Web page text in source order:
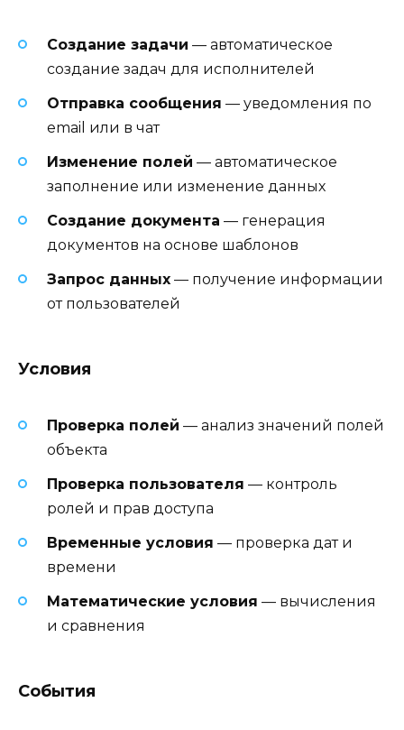
Создание задачи — автоматическое
создание задач для исполнителей
Отправка сообщения — уведомления по
email или в чат
Изменение полей — автоматическое
заполнение или изменение данных
Создание документа — генерация
документов на основе шаблонов
Запрос данных — получение информации
от пользователей
Условия
Проверка полей — анализ значений полей
объекта
Проверка пользователя — контроль
ролей и прав доступа
Временные условия — проверка дат и
времени
Математические условия — вычисления
и сравнения
События